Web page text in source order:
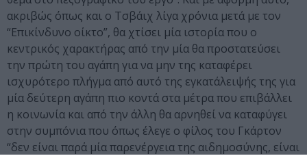
ακριβώς όπως και ο Τσβάιχ λίγα χρόνια μετά με τον
“Επικίνδυνο οίκτο”, θα χτίσει μία ιστορία που ο
κεντρικός χαρακτήρας από την μία θα προστατεύσει
την πρώτη του αγάπη για να μην της καταφέρει
ισχυρότερο πλήγμα από αυτό της εγκατάλειψής της για
μία δεύτερη αγάπη πιο κοντά στα μέτρα που επιβάλλει
η κοινωνία και από την άλλη θα αρνηθεί να καταφύγει
στην συμπόνια που όπως έλεγε ο φίλος του Γκάρτον
“δεν είναι παρά μία παρενέργεια της αιδημοσύνης, είναι